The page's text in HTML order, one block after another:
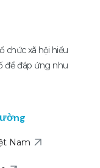
chức xã hội hiểu
để đáp ứng nhu
Nam